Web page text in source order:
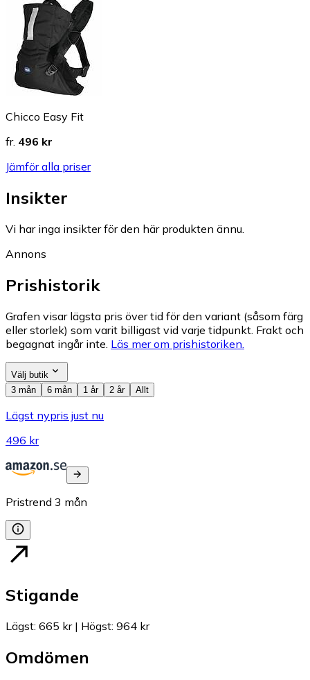
Chicco Easy Fit
fr. 496 kr
Jämför alla priser
Insikter
Vi har inga insikter för den här produkten ännu.
Annons
Prishistorik
Grafen visar lägsta pris över tid för den variant (såsom färg
eller storlek) som varit billigast vid varje tidpunkt. Frakt och
begagnat ingår inte. Läs mer om prishistoriken.
Välj butik
3 mån
6 mån 1 år 2 år Allt
Lägst nypris just nu
496 kr
Pristrend 3 mån
Stigande
Lägst: 665 kr| Högst: 964 kr
Omdömen